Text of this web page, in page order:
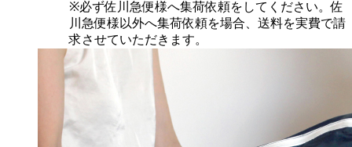
※必ず佐川急便様へ集荷依頼をしてください。佐
川急便様以外へ集荷依頼を場合、送料を実費で請
求させていただきます。